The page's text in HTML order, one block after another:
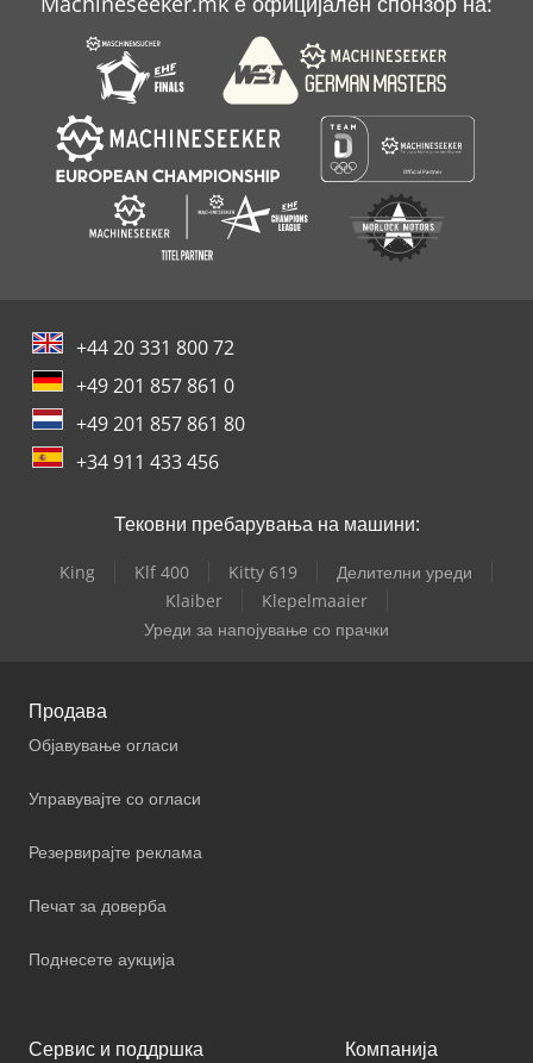
+44 20 331 800 72
+49 201 857 861 0
+49 201 857 861 80
+34 911 433 456
Тековни пребарувања на машини:
King Klf 400 Kitty 619
Делителни уреди
Klaiber
Klepelmaaier
Уреди за напојување со прачки
Продава
Објавување огласи
Управувајте со огласи
Резервирајте реклама
Печат за доверба
Поднесете аукција
Сервис и поддршка Компанија